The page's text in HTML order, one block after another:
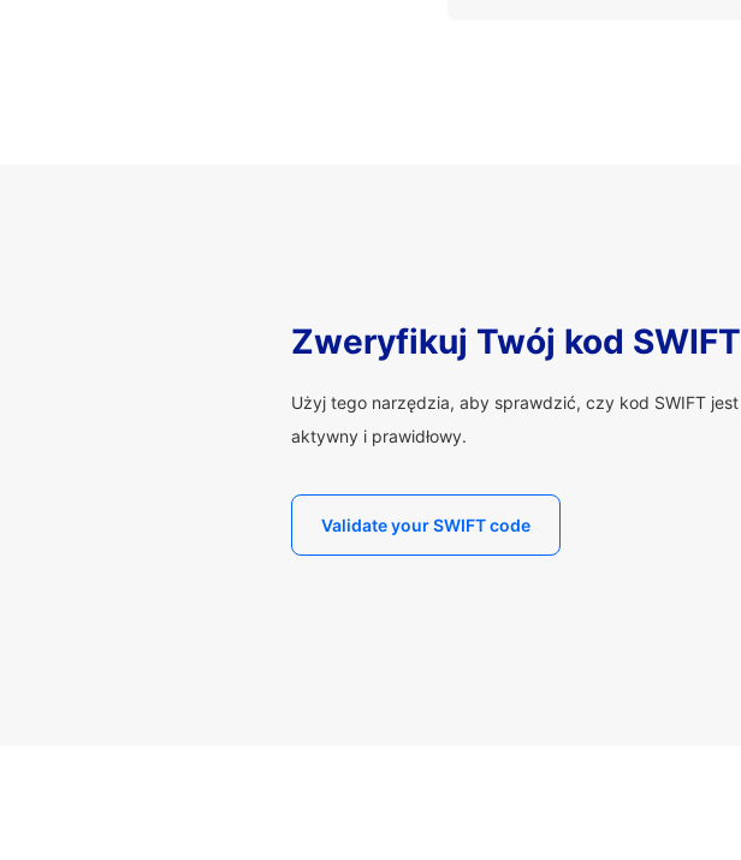
Zweryfikuj Twój kod SWIFT
Użyj tego narzędzia, aby sprawdzić, czy kod SWIFT jest
aktywny i prawidłowy.
Validate your SWIFT code